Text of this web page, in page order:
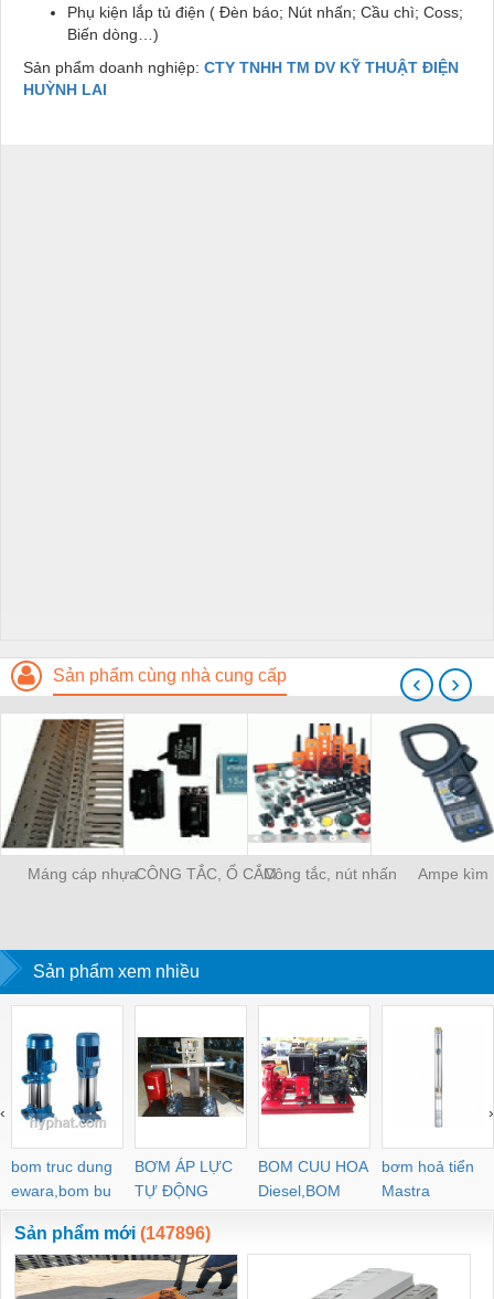
Phụ kiện lắp tủ điện ( Đèn báo; Nút nhấn; Cầu chì; Coss;
Biến dòng…)
Sản phẩm doanh nghiệp: CTY TNHH TM DV KỸ THUẬT ĐIỆN
HUỲNH LAI
Sản phẩm cùng nhà cung cấp
Máng cáp nhựaCÔNG TẮC, Ổ CẮMCông tắc, nút nhấn Ampe kìm
‹ ›
Sản phẩm xem nhiều
bom truc dung
ewara,bom bu
ewara
BƠM ÁP LỰC
TỰ ĐỘNG
BOM CUU HOA
Diesel,BOM
CHUA CHAY
bơm hoả tiển
Mastra
‹ ›
Sản phẩm mới (147896)